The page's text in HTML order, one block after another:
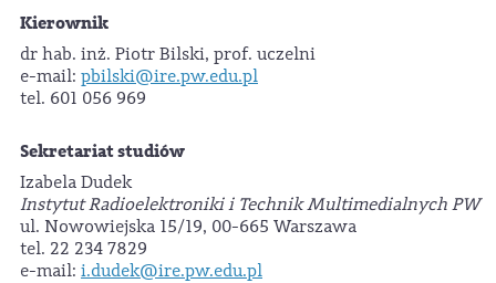
Kierownik
dr hab. inż. Piotr Bilski, prof. uczelni
e-mail: pbilski@ire.pw.edu.pl
tel. 601 056 969
Sekretariat studiów
Izabela Dudek
Instytut Radioelektroniki i Technik Multimedialnych PW
ul. Nowowiejska 15/19, 00-665 Warszawa
tel. 22 234 7829
e-mail: i.dudek@ire.pw.edu.pl